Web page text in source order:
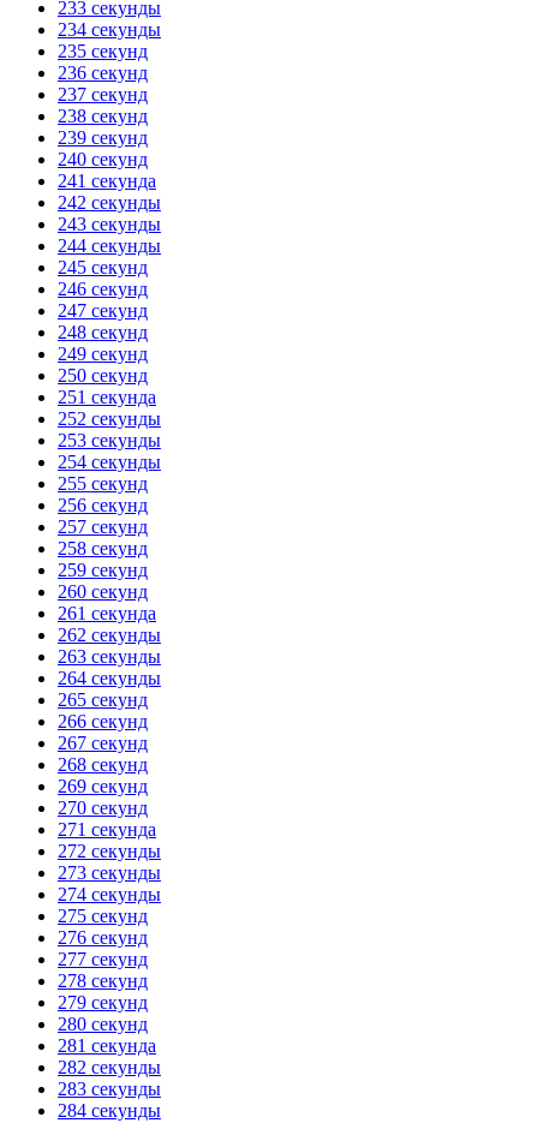
233 секунды
234 секунды
235 секунд
236 секунд
237 секунд
238 секунд
239 секунд
240 секунд
241 секунда
242 секунды
243 секунды
244 секунды
245 секунд
246 секунд
247 секунд
248 секунд
249 секунд
250 секунд
251 секунда
252 секунды
253 секунды
254 секунды
255 секунд
256 секунд
257 секунд
258 секунд
259 секунд
260 секунд
261 секунда
262 секунды
263 секунды
264 секунды
265 секунд
266 секунд
267 секунд
268 секунд
269 секунд
270 секунд
271 секунда
272 секунды
273 секунды
274 секунды
275 секунд
276 секунд
277 секунд
278 секунд
279 секунд
280 секунд
281 секунда
282 секунды
283 секунды
284 секунды